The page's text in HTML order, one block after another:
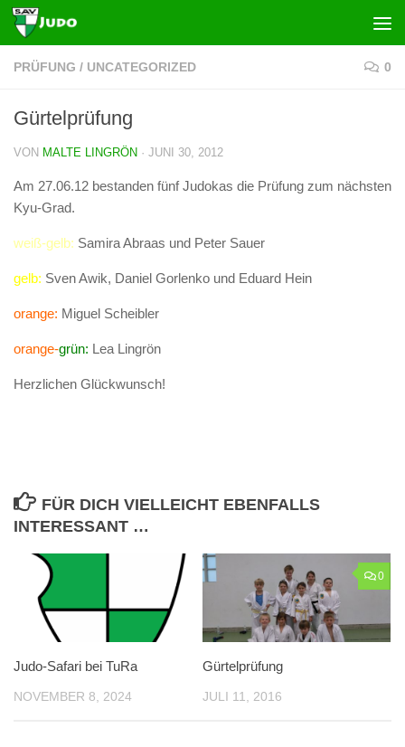
Zum Inhalt springen
PRÜFUNG / UNCATEGORIZED 0
Gürtelprüfung
VON MALTE LINGRÖN · JUNI 30, 2012
Am 27.06.12 bestanden fünf Judokas die Prüfung zum nächsten
Kyu-Grad.
weiß-gelb: Samira Abraas und Peter Sauer
gelb: Sven Awik, Daniel Gorlenko und Eduard Hein
orange: Miguel Scheibler
orange-grün: Lea Lingrön
Herzlichen Glückwunsch!
FÜR DICH VIELLEICHT EBENFALLS
INTERESSANT …
Judo-Safari bei TuRa
NOVEMBER 8, 2024
0
Gürtelprüfung
JULI 11, 2016